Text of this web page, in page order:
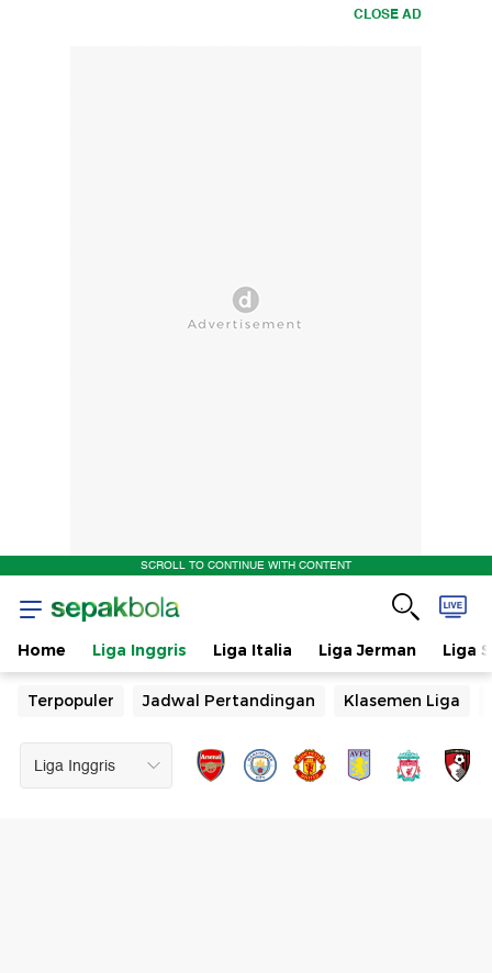
CLOSE AD
SCROLL TO CONTINUE WITH CONTENT
Home Liga Inggris Liga Italia Liga Jerman Liga
Terpopuler Jadwal Pertandingan Klasemen Liga